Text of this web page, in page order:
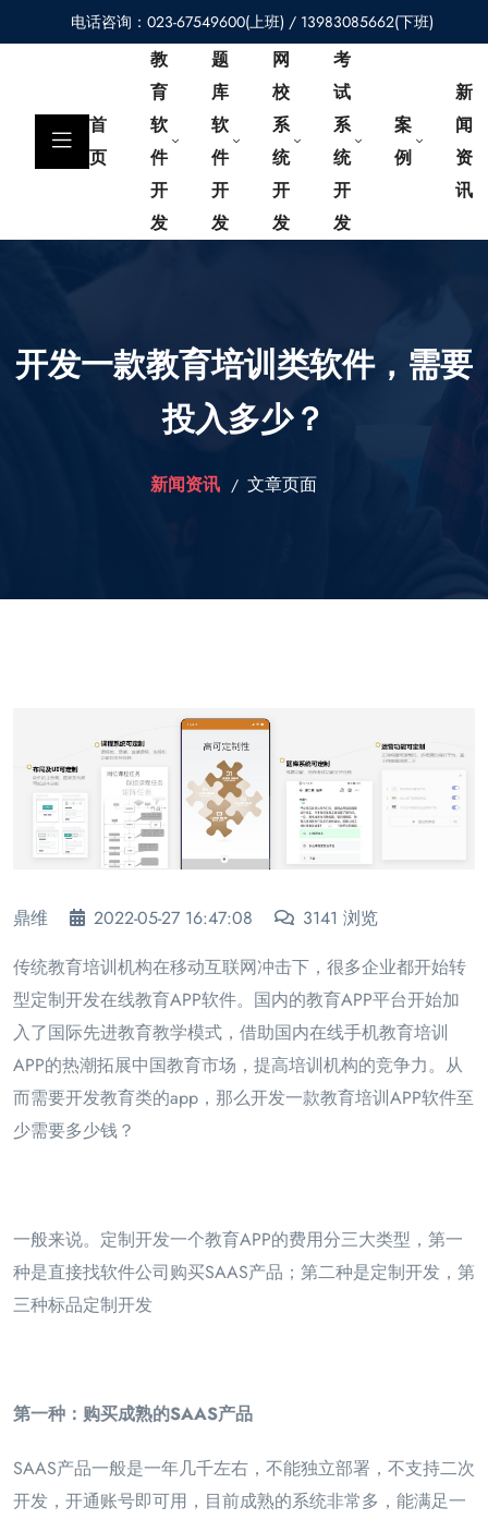
电话咨询：023-67549600(上班) / 13983085662(下班)
首
页
教
育
软
件
开
发
题
库
软
件
开
发
网
校
系
统
开
发
考
试
系
统
开
发
案
例
新
闻
资
讯
开发一款教育培训类软件，需要
投入多少？
新闻资讯 文章页面
鼎维 2022-05-27 16:47:08
3141 浏览
传统教育培训机构在移动互联网冲击下，很多企业都开始转
型定制开发在线教育APP软件。国内的教育APP平台开始加
入了国际先进教育教学模式，借助国内在线手机教育培训
APP的热潮拓展中国教育市场，提高培训机构的竞争力。从
而需要开发教育类的app，那么开发一款教育培训APP软件至
少需要多少钱？
一般来说。定制开发一个教育APP的费用分三大类型，第一
种是直接找软件公司购买SAAS产品；第二种是定制开发，第
三种标品定制开发
第一种：购买成熟的SAAS产品
SAAS产品一般是一年几千左右，不能独立部署，不支持二次
开发，开通账号即可用，目前成熟的系统非常多，能满足一